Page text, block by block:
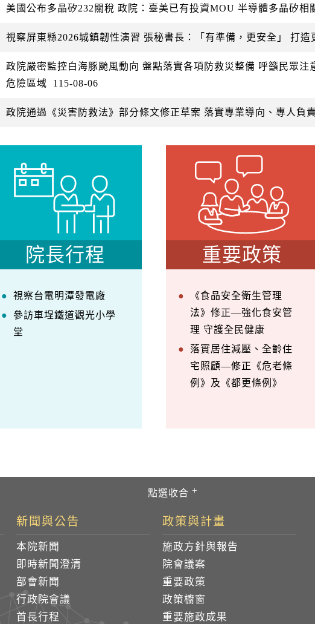
美國公布多晶矽232關稅 政院：臺美已有投資MOU 半導體多晶矽相
視察屏東縣2026城鎮韌性演習 張秘書長：「有準備，更安全」 打造
政院嚴密監控白海豚颱風動向 盤點落實各項防救災整備 呼籲民眾注
危險區域
115-08-06
政院通過《災害防救法》部分條文修正草案 落實專業導向、專人負
院長行程
視察台電明潭發電廠
參訪車埕鐵道觀光小學
堂
重要政策
《食品安全衛生管理
法》修正—強化食安管
理 守護全民健康
落實居住減壓、全齡住
宅照顧—修正《危老條
例》及《都更條例》
新聞與公告
本院新聞
即時新聞澄清
部會新聞
行政院會議
首長行程
政策與計畫
施政方針與報告
院會議案
重要政策
政策櫥窗
重要施政成果